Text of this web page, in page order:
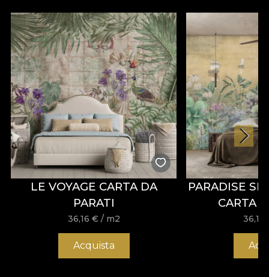
LE VOYAGE CARTA DA
PARATI
36,16 € / m2
Acquista
PARADISE
CARTA
36,16